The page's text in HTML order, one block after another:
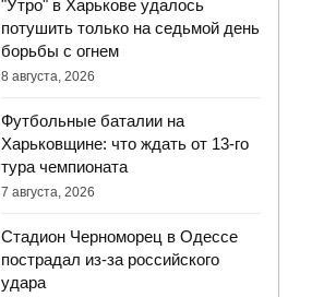
"Утро" в Харькове удалось
потушить только на седьмой день
борьбы с огнем
8 августа, 2026
Футбольные баталии на
Харьковщине: что ждать от 13-го
тура чемпионата
7 августа, 2026
Стадион Черноморец в Одессе
пострадал из-за российского
удара